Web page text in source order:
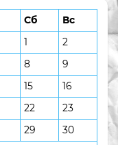
Сб
Вс
1
2
8
9
15
16
22
23
29
30